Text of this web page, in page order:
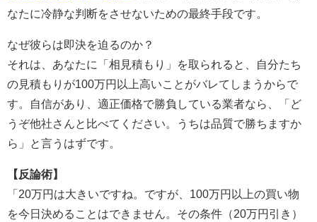
なたに冷静な判断をさせないための最終手段です。
なぜ彼らは即決を迫るのか？
それは、あなたに「相見積もり」を取られると、自分たち
の見積もりが100万円以上高いことがバレてしまうからで
す。自信があり、適正価格で勝負している業者なら、「ど
うぞ他社さんと比べてください。うちは品質で勝ちますか
ら」と言うはずです。
【反論術】
「20万円は大きいですね。ですが、100万円以上の買い物
を今日決めることはできません。その条件（20万円引き）